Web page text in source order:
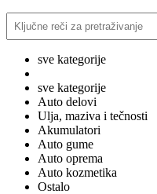
sve kategorije
sve kategorije
Auto delovi
Ulja, maziva i tečnosti
Akumulatori
Auto gume
Auto oprema
Auto kozmetika
Ostalo